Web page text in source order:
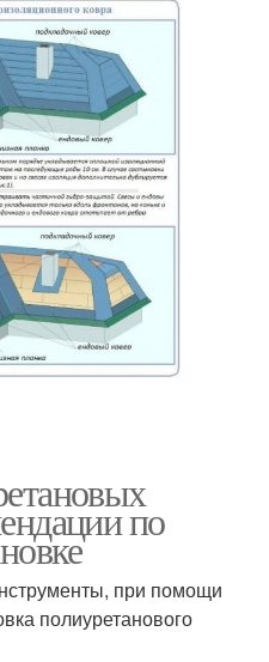
по
при помощи
полиуретанового